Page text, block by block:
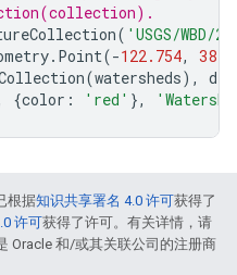
( 'USGS/WBD/
. Point(-122.754,
(watersheds),
{color : 'red' },
根据知识共享署名 4.0 许可获得了
许可获得了许可。有关详情，请
Oracle 和/或其关联公司的注册商